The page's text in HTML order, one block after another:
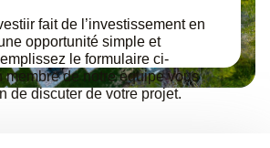
fait de l’investissement en
opportunité simple et
le formulaire ci-
membre de notre équipe vous
de discuter de votre projet.